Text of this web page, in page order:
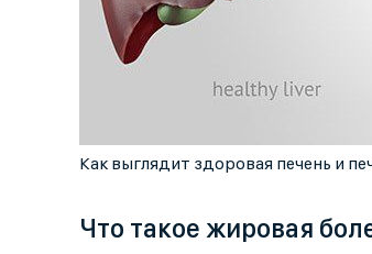
Как выглядит здоровая печень и
Что такое жировая